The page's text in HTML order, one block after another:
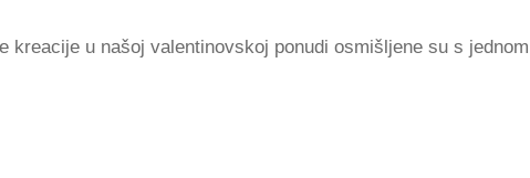
u našoj valentinovskoj ponudi osmišljene su s jednom